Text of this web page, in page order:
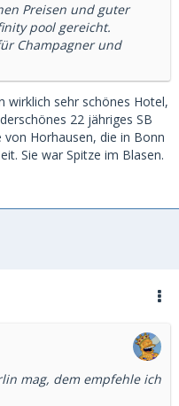
Preisen und guter
pool gereicht.
Champagner und
wirklich sehr schönes Hotel,
22 jähriges SB
Horhausen, die in Bonn
Sie war Spitze im Blasen.
mag, dem empfehle ich